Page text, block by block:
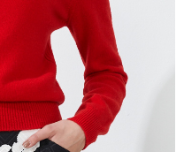
AFTEE先享後付」服務完成之交
，並將交易相關給付款項請求債
址：
或監護人之同意方可使用
起之損失，本公司不負相關責